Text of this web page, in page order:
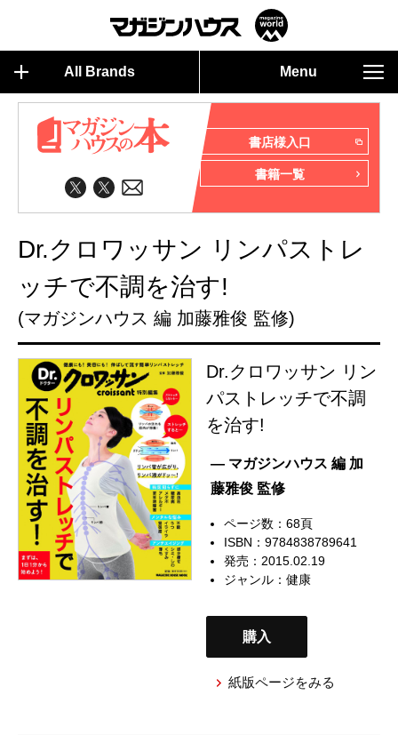
All Brands Menu
書店様入口
書籍一覧
Dr.クロワッサン リンパストレ
ッチで不調を治す!
(マガジンハウス 編 加藤雅俊 監修)
Dr.クロワッサン リン
パストレッチで不調
を治す!
— マガジンハウス 編 加
藤雅俊 監修
ページ数：68頁
ISBN：9784838789641
発売：2015.02.19
ジャンル：健康
購入
紙版ページをみる